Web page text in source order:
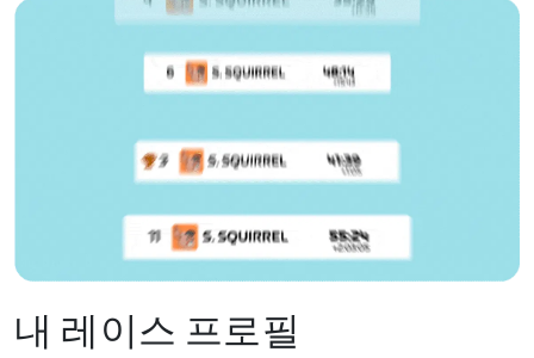
내 레이스 프로필